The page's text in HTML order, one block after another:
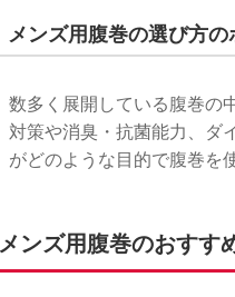
メンズ用腹巻の選び方
数多く展開している腹巻の
対策や消臭・抗菌能力、ダ
がどのような目的で腹巻を
メンズ用腹巻のおすす